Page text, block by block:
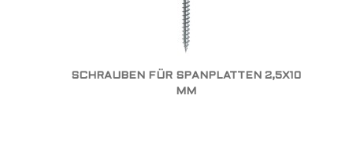
SCHRAUBEN FÜR SPANPLATTEN 2,5X10
MM